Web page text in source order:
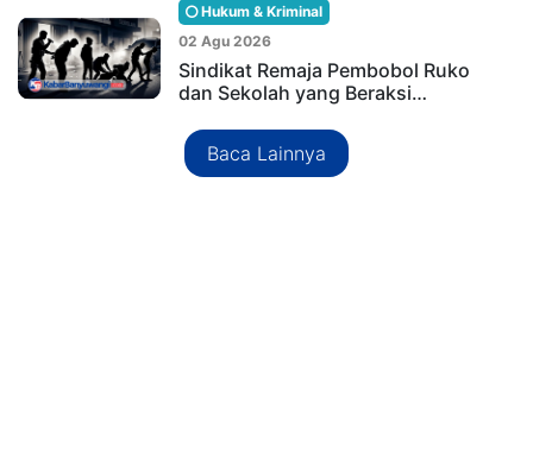
Hukum & Kriminal
02 Agu 2026
Sindikat Remaja Pembobol Ruko
dan Sekolah yang Beraksi…
Baca Lainnya